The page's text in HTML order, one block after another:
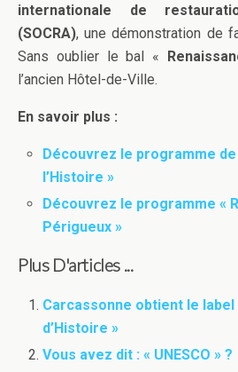
internationale de
(SOCRA), une démonstration de
Sans oublier le bal «
l’ancien Hôtel-de-Ville.
En savoir plus :
Découvrez le programme de
l’Histoire »
Découvrez le programme «
Périgueux »
Plus D'articles ...
Carcassonne obtient le label
d’Histoire »
Vous avez dit : « UNESCO » ?